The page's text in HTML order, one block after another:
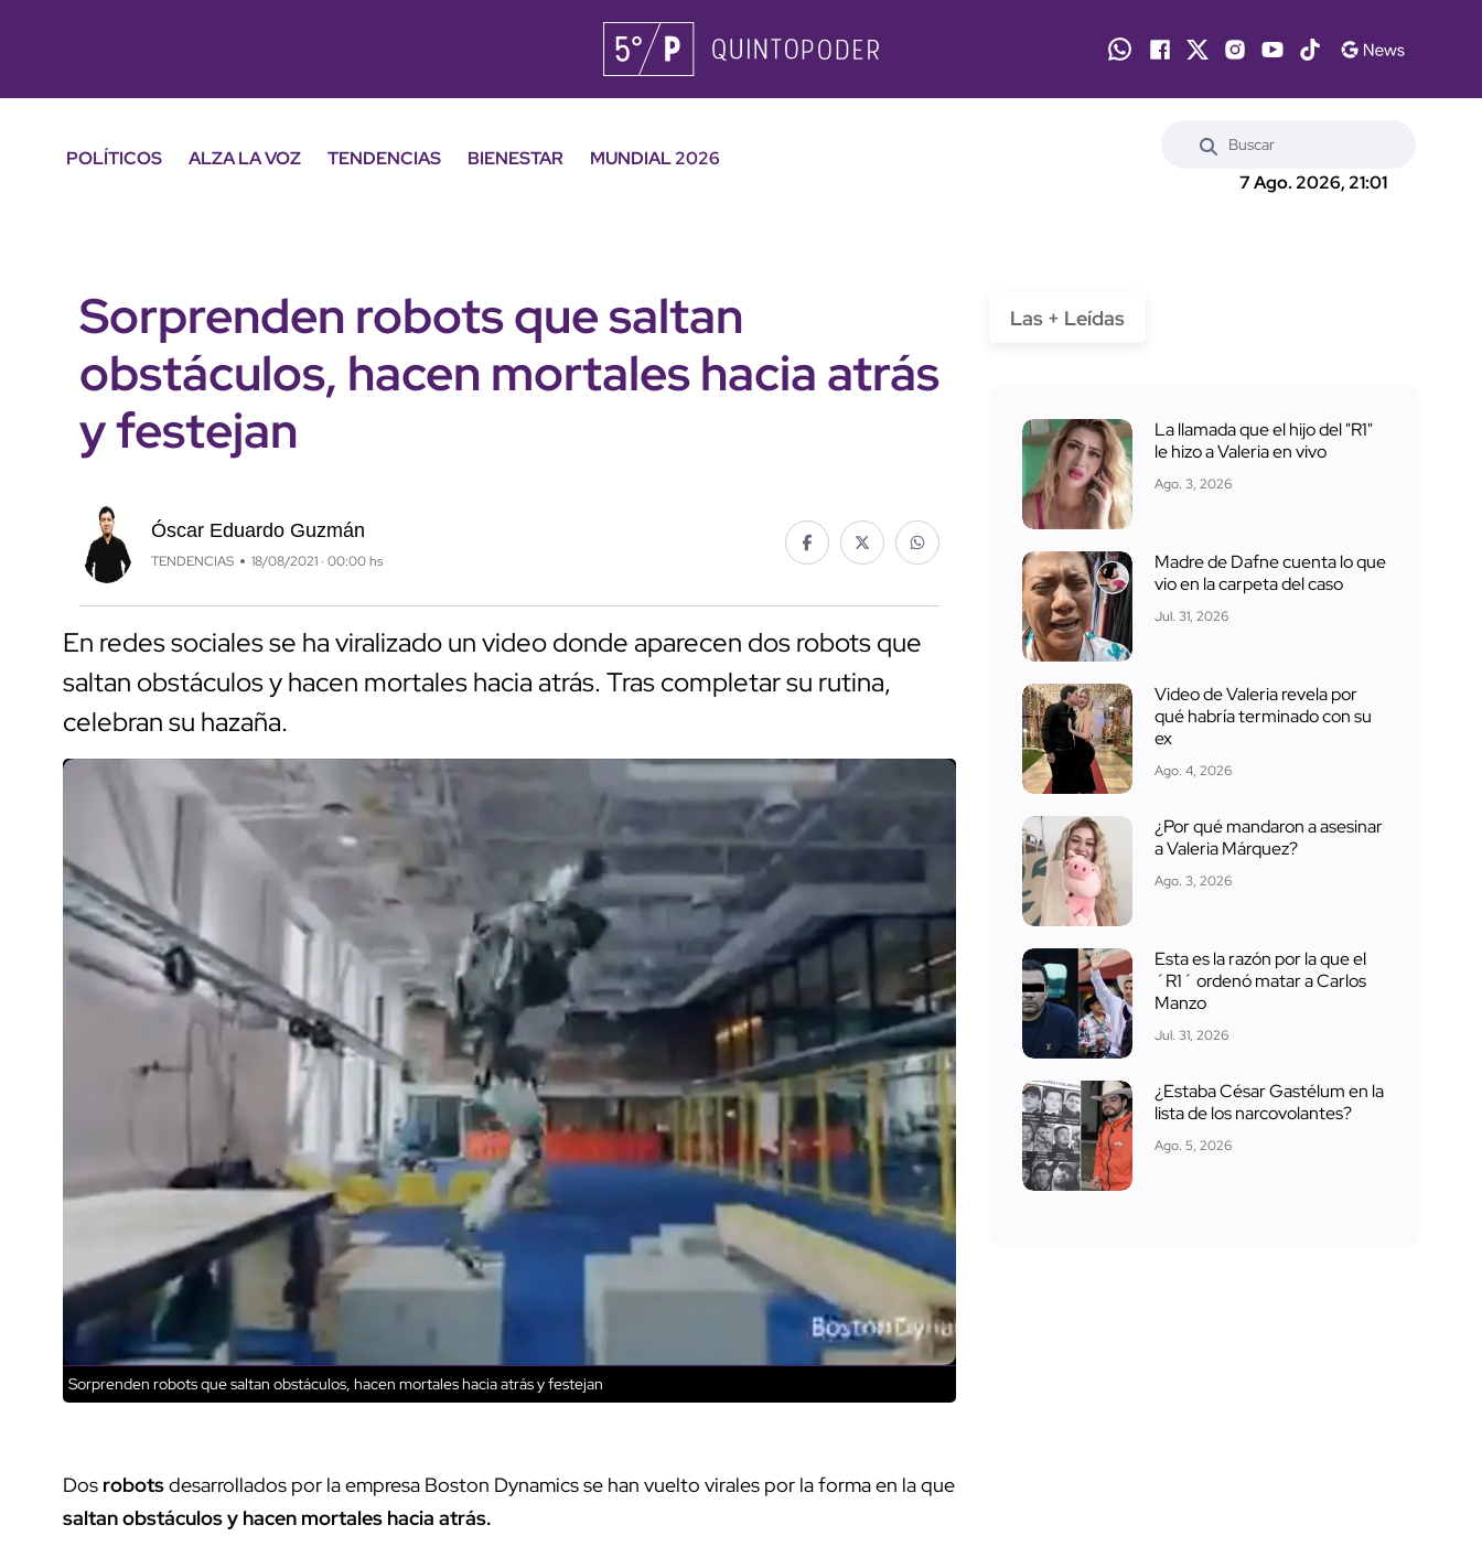
POLÍTICOS ALZA LA VOZ TENDENCIAS BIENESTAR
MUNDIAL 2026
7 Ago. 2026, 21:01
Sorprenden robots que saltan
obstáculos, hacen mortales hacia atrás
y festejan
Óscar Eduardo Guzmán
TENDENCIAS 18/08/2021 · 00:00 hs
En redes sociales se ha viralizado un video donde aparecen dos robots que
saltan obstáculos y hacen mortales hacia atrás. Tras completar su rutina,
celebran su hazaña.
Sorprenden robots que saltan obstáculos, hacen mortales hacia atrás y festejan
Dos robotsdesarrollados por la empresa Boston Dynamics se han vuelto virales por la forma en la que
saltan obstáculos y hacen mortales hacia atrás.
Las + Leídas
La llamada que el hijo del "R1"
le hizo a Valeria en vivo
Ago. 3, 2026
Madre de Dafne cuenta lo que
vio en la carpeta del caso
Jul. 31, 2026
Video de Valeria revela por
qué habría terminado con su
ex
Ago. 4, 2026
¿Por qué mandaron a asesinar
a Valeria Márquez?
Ago. 3, 2026
Esta es la razón por la que el
´R1´ ordenó matar a Carlos
Manzo
Jul. 31, 2026
¿Estaba César Gastélum en la
lista de los narcovolantes?
Ago. 5, 2026